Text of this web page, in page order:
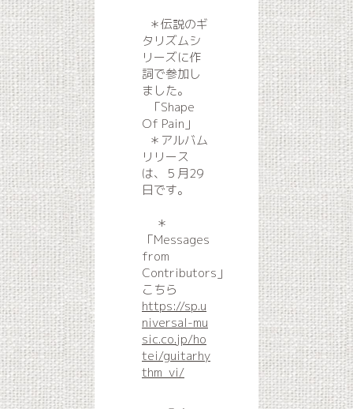
＊伝説のギ
タリズムシ
リーズに作
詞で参加し
ました。
「Shape
Of Pain」
＊アルバム
リリース
は、５月29
日です。
＊
「Messages
from
Contributors」
こちら
https://sp.u
niversal-mu
sic.co.jp/ho
tei/guitarhy
thm_vi/